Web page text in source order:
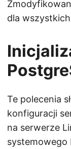
dla
Te polecenia
konfiguracji
na serwerze
systemowego